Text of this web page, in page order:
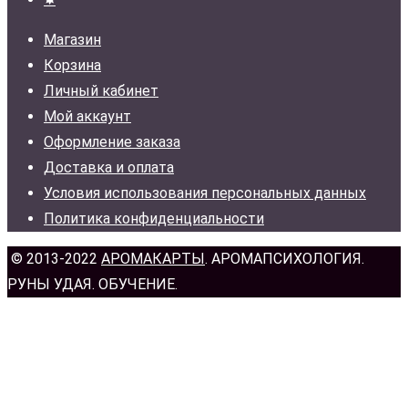
Магазин
Корзина
Личный кабинет
Мой аккаунт
Оформление заказа
Доставка и оплата
Условия использования персональных данных
Политика конфиденциальности
© 2013-2022 АРОМАКАРТЫ . АРОМАПСИХОЛОГИЯ.
РУНЫ УДАЯ. ОБУЧЕНИЕ.